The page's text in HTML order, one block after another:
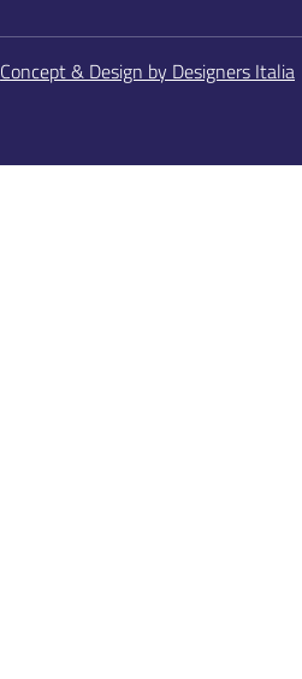
Concept & Design by Designers Italia